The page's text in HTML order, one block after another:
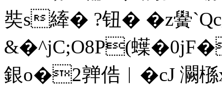
奘s縴� ?钮� �z黌
&�^jC;O8P(蠂
銀o�2亸俈︳�cJ 灍